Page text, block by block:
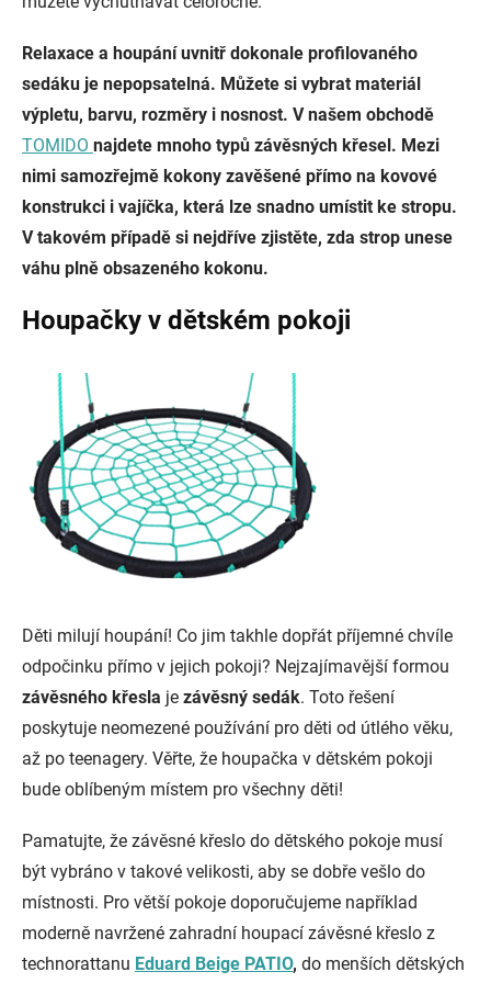
Relaxace a houpání uvnitř dokonale profilovaného
sedáku je nepopsatelná. Můžete si vybrat materiál
výpletu, barvu, rozměry i nosnost. V našem obchodě
TOMIDO najdete mnoho typů závěsných křesel. Mezi
nimi samozřejmě kokony zavěšené přímo na kovové
konstrukci i vajíčka, která lze snadno umístit ke stropu.
V takovém případě si nejdříve zjistěte, zda strop unese
váhu plně obsazeného kokonu.
Houpačky v dětském pokoji
Děti milují houpání! Co jim takhle dopřát příjemné chvíle
odpočinku přímo v jejich pokoji? Nejzajímavější formou
závěsného křesla je závěsný sedák. Toto řešení
poskytuje neomezené používání pro děti od útlého věku,
až po teenagery. Věřte, že houpačka v dětském pokoji
bude oblíbeným místem pro všechny děti!
Pamatujte, že závěsné křeslo do dětského pokoje musí
být vybráno v takové velikosti, aby se dobře vešlo do
místnosti. Pro větší pokoje doporučujeme například
moderně navržené zahradní houpací závěsné křeslo z
technorattanu Eduard Beige PATIO, do menších dětských